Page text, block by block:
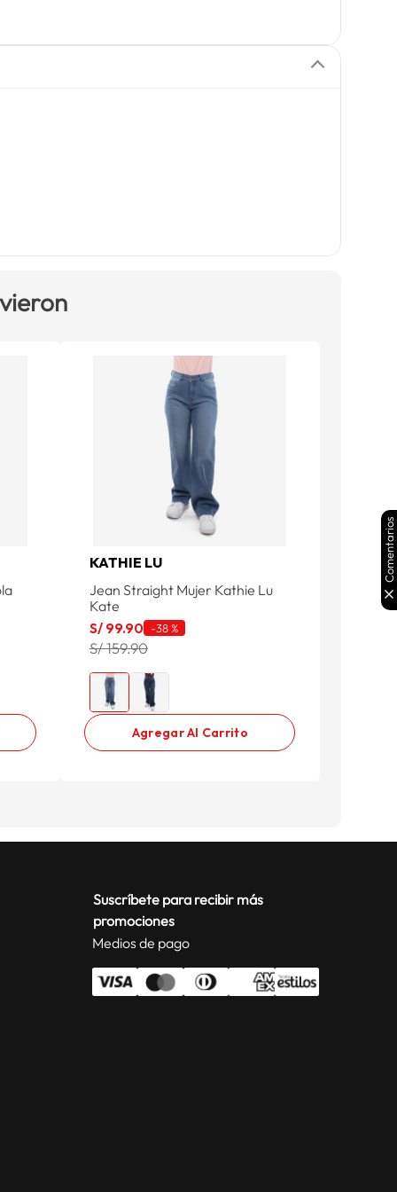
KATHIE LU
Jean Straight Mujer Kathie Lu
Kate
S/ 99.90 -38 %
S/ 159.90
Agregar Al Carrito
Suscríbete para recibir más
promociones
Medios de pago
Comentarios